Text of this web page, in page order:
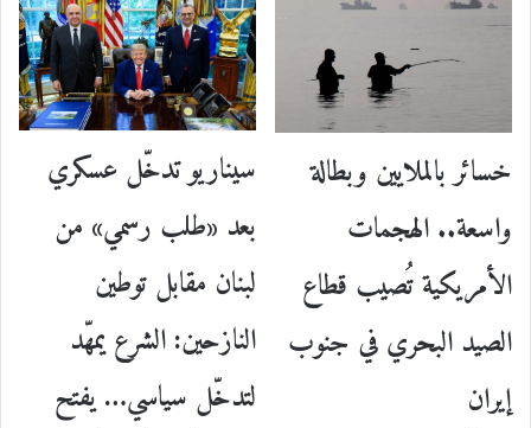
خسائر بالملايين وبطالة
واسعة.. الهجمات
الأمريكية تُصيب قطاع
الصيد البحري في جنوب
إيران
سيناريو تدخّل عسكري
بعد «طلب رسمي» من
لبنان مقابل توطين
النازحين: الشرع يمهّد
لتدخّل سياسي… يفتح